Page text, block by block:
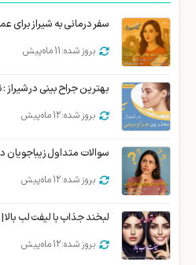
بروز شده: 11 ماه پیش
بهترین جراح بینی در شیراز
بروز شده: 12 ماه پیش
سوالات متداول زیباجویان
بروز شده: 12 ماه پیش
لبخند جذاب با لیفت لب
بروز شده: 12 ماه پیش